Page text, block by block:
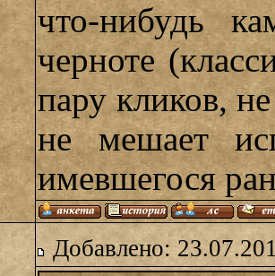
что-нибудь
черноте
пару кликов,
не мешает
имевшегося
Добавлено: